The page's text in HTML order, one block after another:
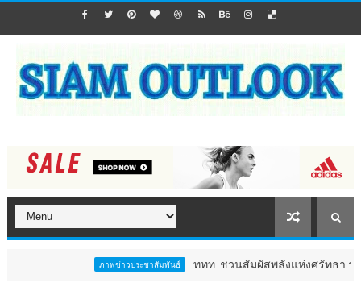
ภาพข่าวประชาสัมพันธ์ ททท. ชวนสัมผัสพลังแห่งศรัทธา ร่วมงาน "ห่มผ้าห